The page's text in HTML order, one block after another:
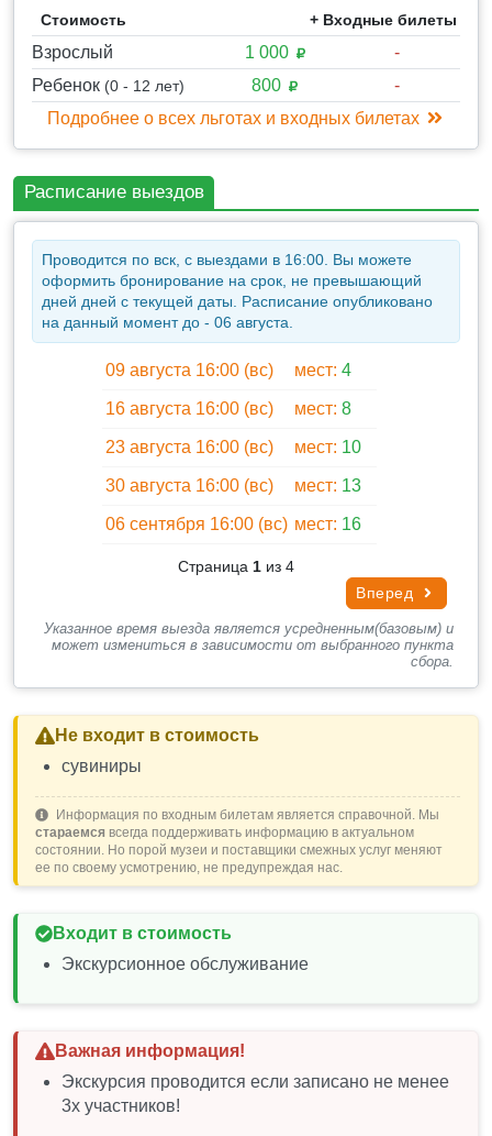
«Алустон» - крепость была возведена по указанию
византийского императора Юстиниана I еще в 6
веке. Прекрасно укрепленный Алустон не раз
спасал византийцев от набегов кочевников,
которые пытались взять крепость штурмом.
Посещение значимых в Алуште исторических и
археологических объектов, среди которых: сквер
Пушкина, Центральная Набережная, Приморский
парк; знакомство с административным и
историческим центрами города, храмом Феодора
Стратилата, мечетью Юхары-Джами,
средневековой крепостью Алустон и другими
объектами. Стоит отметить, что гуляя по паркам и
скверам Алушты, по набережной, вы дышите
фитонцидами, кислородом и обогащенным ионами
соли и йода. Такие прогулки восстанавливают
очищают кровь, стабилизируют давление. Исчезнут
головные боли, улучшится дыхание, сон,
успокоятся нервы. Особенно они полезны после
болезней верхних дыхательных путей.
Стоимость + Входные билеты
Взрослый 1 000
-
Ребенок (0 - 12 лет) 800
-
Подробнее о всех льготах и входных билетах
Расписание выездов
Проводится по вск, с выездами в 16:00. Вы можете
оформить бронирование на срок, не превышающий
дней дней с текущей даты. Расписание опубликовано
на данный момент до - 06 августа.
09 августа 16:00 (вс) мест: 4
16 августа 16:00 (вс) мест: 8
23 августа 16:00 (вс) мест: 10
30 августа 16:00 (вс) мест: 13
06 сентября 16:00 (вс) мест: 16
Страница 1 из 4
Вперед
Указанное время выезда является усредненным(базовым) и
может измениться в зависимости от выбранного пункта
сбора.
Не входит в стоимость
сувиниры
Информация по входным билетам является справочной. Мы
стараемся всегда поддерживать информацию в актуальном
состоянии. Но порой музеи и поставщики смежных услуг меняют
ее по своему усмотрению, не предупреждая нас.
Входит в стоимость
Экскурсионное обслуживание
Важная информация!
Экскурсия проводится если записано не менее
3х участников!